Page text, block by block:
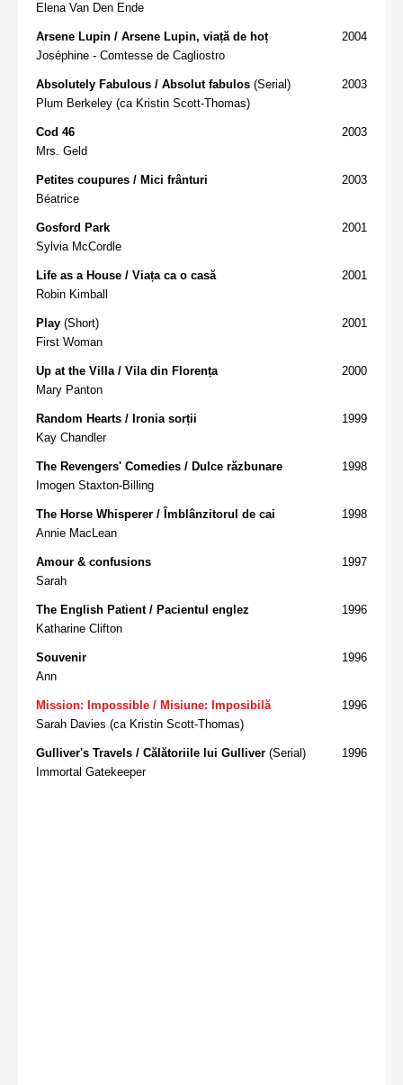
Elena Van Den Ende
2004
Arsene Lupin / Arsene Lupin, viață de hoț
Joséphine - Comtesse de Cagliostro
2003
Absolutely Fabulous / Absolut fabulos (Serial)
Plum Berkeley (ca Kristin Scott-Thomas)
2003
Cod 46
Mrs. Geld
2003
Petites coupures / Mici frânturi
Béatrice
2001
Gosford Park
Sylvia McCordle
2001
Life as a House / Viața ca o casă
Robin Kimball
2001
Play (Short)
First Woman
2000
Up at the Villa / Vila din Florența
Mary Panton
1999
Random Hearts / Ironia sorții
Kay Chandler
1998
The Revengers' Comedies / Dulce răzbunare
Imogen Staxton-Billing
1998
The Horse Whisperer / Îmblânzitorul de cai
Annie MacLean
1997
Amour & confusions
Sarah
1996
The English Patient / Pacientul englez
Katharine Clifton
1996
Souvenir
Ann
1996
Mission: Impossible / Misiune: Imposibilă
Sarah Davies (ca Kristin Scott-Thomas)
1996
Gulliver's Travels / Călătoriile lui Gulliver (Serial)
Immortal Gatekeeper